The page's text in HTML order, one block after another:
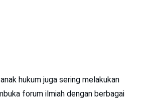
hukum juga sering melakukan
forum ilmiah dengan berbagai